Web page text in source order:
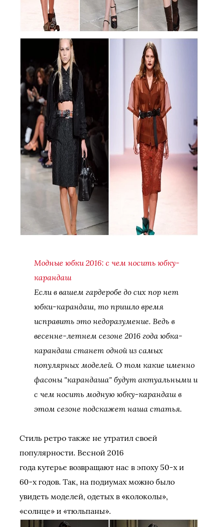
Модные юбки 2016: с чем носить юбку-
карандаш
Если в вашем гардеробе до сих пор нет
юбки-карандаш, то пришло время
исправить это недоразумение. Ведь в
весенне-летнем сезоне 2016 года юбка-
карандаш станет одной из самых
популярных моделей. О том какие именно
фасоны "карандаша" будут актуальными и
с чем носить модную юбку-карандаш в
этом сезоне подскажет наша статья.
Стиль ретро также не утратил своей
популярности. Весной 2016
года кутерье возвращают нас в эпоху 50-х и
60-х годов. Так, на подиумах можно было
увидеть моделей, одетых в «колоколы»,
«солнце» и «тюльпаны».